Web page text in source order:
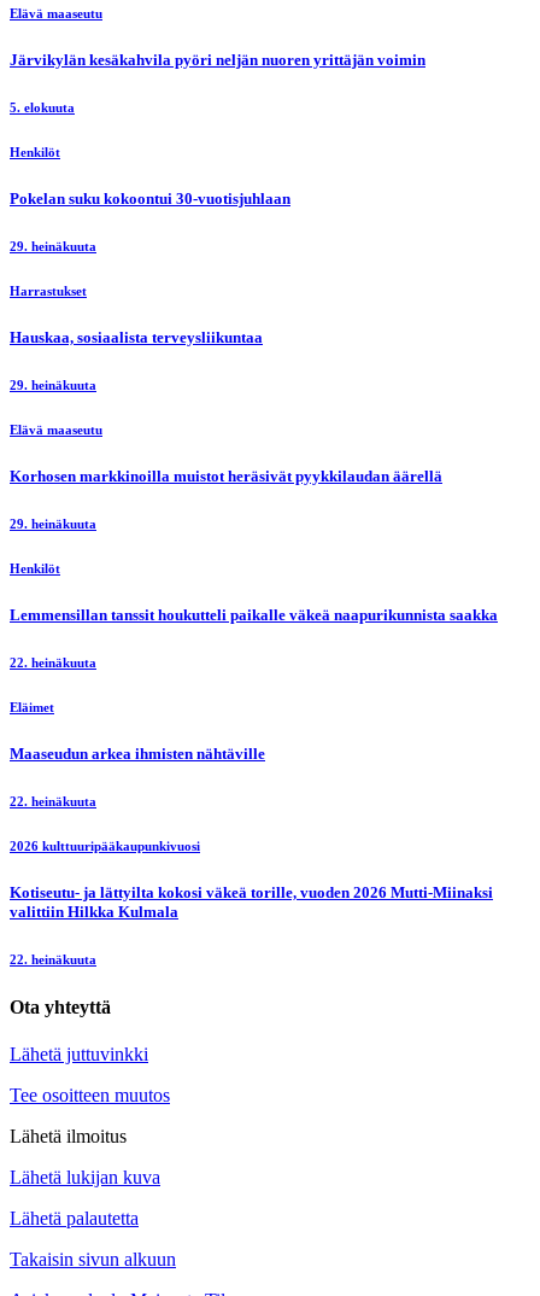
Elävä maaseutu
Järvikylän kesäkahvila pyöri neljän nuoren yrittäjän voimin
5. elokuuta
Henkilöt
Pokelan suku kokoontui 30-vuotisjuhlaan
29. heinäkuuta
Harrastukset
Hauskaa, sosiaalista terveysliikuntaa
29. heinäkuuta
Elävä maaseutu
Korhosen markkinoilla muistot heräsivät pyykkilaudan äärellä
29. heinäkuuta
Henkilöt
Lemmensillan tanssit houkutteli paikalle väkeä naapurikunnista saakka
22. heinäkuuta
Eläimet
Maaseudun arkea ihmisten nähtäville
22. heinäkuuta
2026 kulttuuripääkaupunkivuosi
Kotiseutu- ja lättyilta kokosi väkeä torille, vuoden 2026 Mutti-Miinaksi
valittiin Hilkka Kulmala
22. heinäkuuta
Ota yhteyttä
Lähetä juttuvinkki
Tee osoitteen muutos
Lähetä ilmoitus
Lähetä lukijan kuva
Lähetä palautetta
Takaisin sivun alkuun